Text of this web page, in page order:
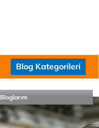
Blog Kategorileri
Bloglarım